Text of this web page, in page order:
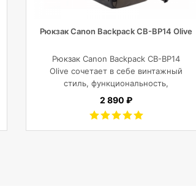
Рюкзак Canon Backpack CB-BP14 Olive
Рюкзак Canon Backpack CB-BP14
Olive сочетает в себе винтажный
стиль, функциональность,
современный комфорт, и защиту
планшета, ноутбука или DJI
Mavic и пр.
2 890 ₽